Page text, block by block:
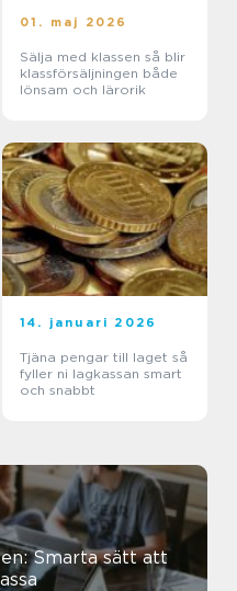
01. maj 2026
Sälja med klassen så blir
klassförsäljningen både
lönsam och lärorik
14. januari 2026
Tjäna pengar till laget så
fyller ni lagkassan smart
och snabbt
Smarta sätt att